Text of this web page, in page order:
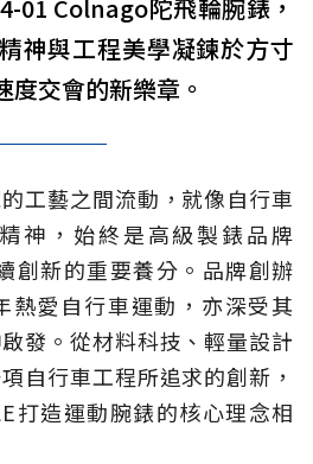
01 Colnago陀飛輪腕錶，
神與工程美學凝鍊於方寸
度交會的新樂章。
工藝之間流動，就像自行車
神，始終是高級製錶品牌
創新的重要養分。品牌創辦
熱愛自行車運動，亦深受其
發。從材料科技、輕量設計
自行車工程所追求的創新，
打造運動腕錶的核心理念相